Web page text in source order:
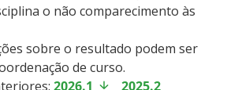
o não comparecimento às
sobre o resultado podem ser
de curso.
2026.1
2025.2